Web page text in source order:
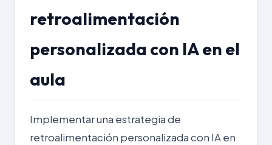
retroalimentación
personalizada con IA en el
aula
Implementar una estrategia de
retroalimentación personalizada con IA en